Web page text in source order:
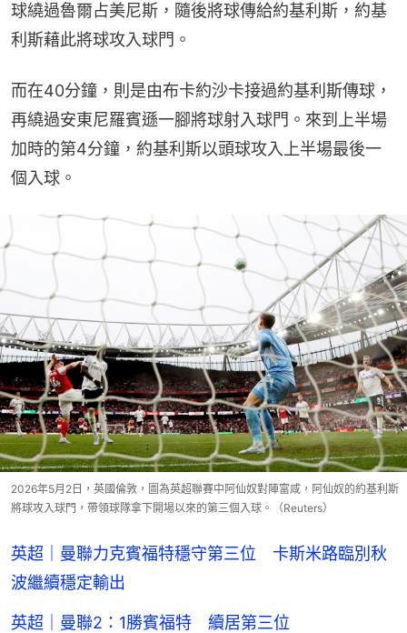
球繞過魯爾占美尼斯，隨後將球傳給約基利斯，約基
利斯藉此將球攻入球門。
而在40分鐘，則是由布卡約沙卡接過約基利斯傳球，
再繞過安東尼羅賓遜一腳將球射入球門。來到上半場
加時的第4分鐘，約基利斯以頭球攻入上半場最後一
個入球。
2026年5月2日，英國倫敦，圖為英超聯賽中阿仙奴對陣富咸，阿仙奴的約基利斯
將球攻入球門，帶領球隊拿下開場以來的第三個入球。（Reuters）
英超｜曼聯力克賓福特穩守第三位 卡斯米路臨別秋
波繼續穩定輸出
英超｜曼聯2：1勝賓福特 續居第三位